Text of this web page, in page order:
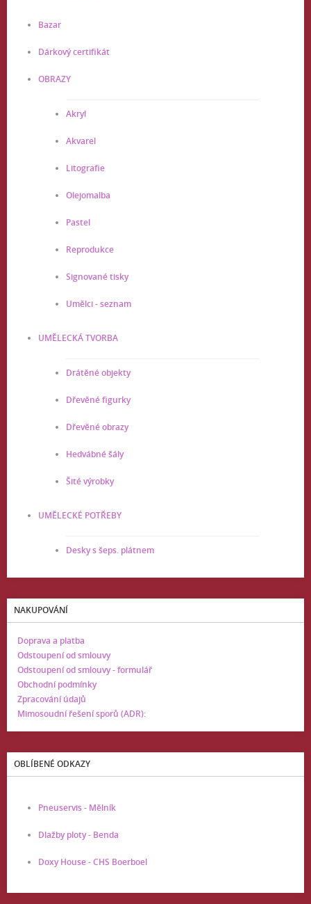
Bazar
Dárkový certifikát
OBRAZY
Akryl
Akvarel
Litografie
Olejomalba
Pastel
Reprodukce
Signované tisky
Umělci - seznam
UMĚLECKÁ TVORBA
Drátěné objekty
Dřevěné figurky
Dřevěné obrazy
Hedvábné šály
Šité výrobky
UMĚLECKÉ POTŘEBY
Desky s šeps. plátnem
NAKUPOVÁNÍ
Doprava a platba
Odstoupení od smlouvy
Odstoupení od smlouvy - formulář
Obchodní podmínky
Zpracování údajů
Mimosoudní řešení sporů (ADR):
OBLÍBENÉ ODKAZY
Pneuservis - Mělník
Dlažby ploty - Benda
Doxy House - CHS Boerboel